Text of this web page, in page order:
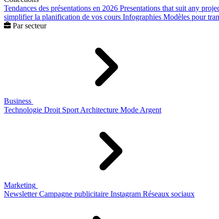
Tendances des présentations en 2026 Presentations that suit any
simplifier la planification de vos cours Infographies Modèles pour
Par secteur
Business
Technologie Droit Sport Architecture Mode Argent
Marketing
Newsletter Campagne publicitaire Instagram Réseaux sociaux